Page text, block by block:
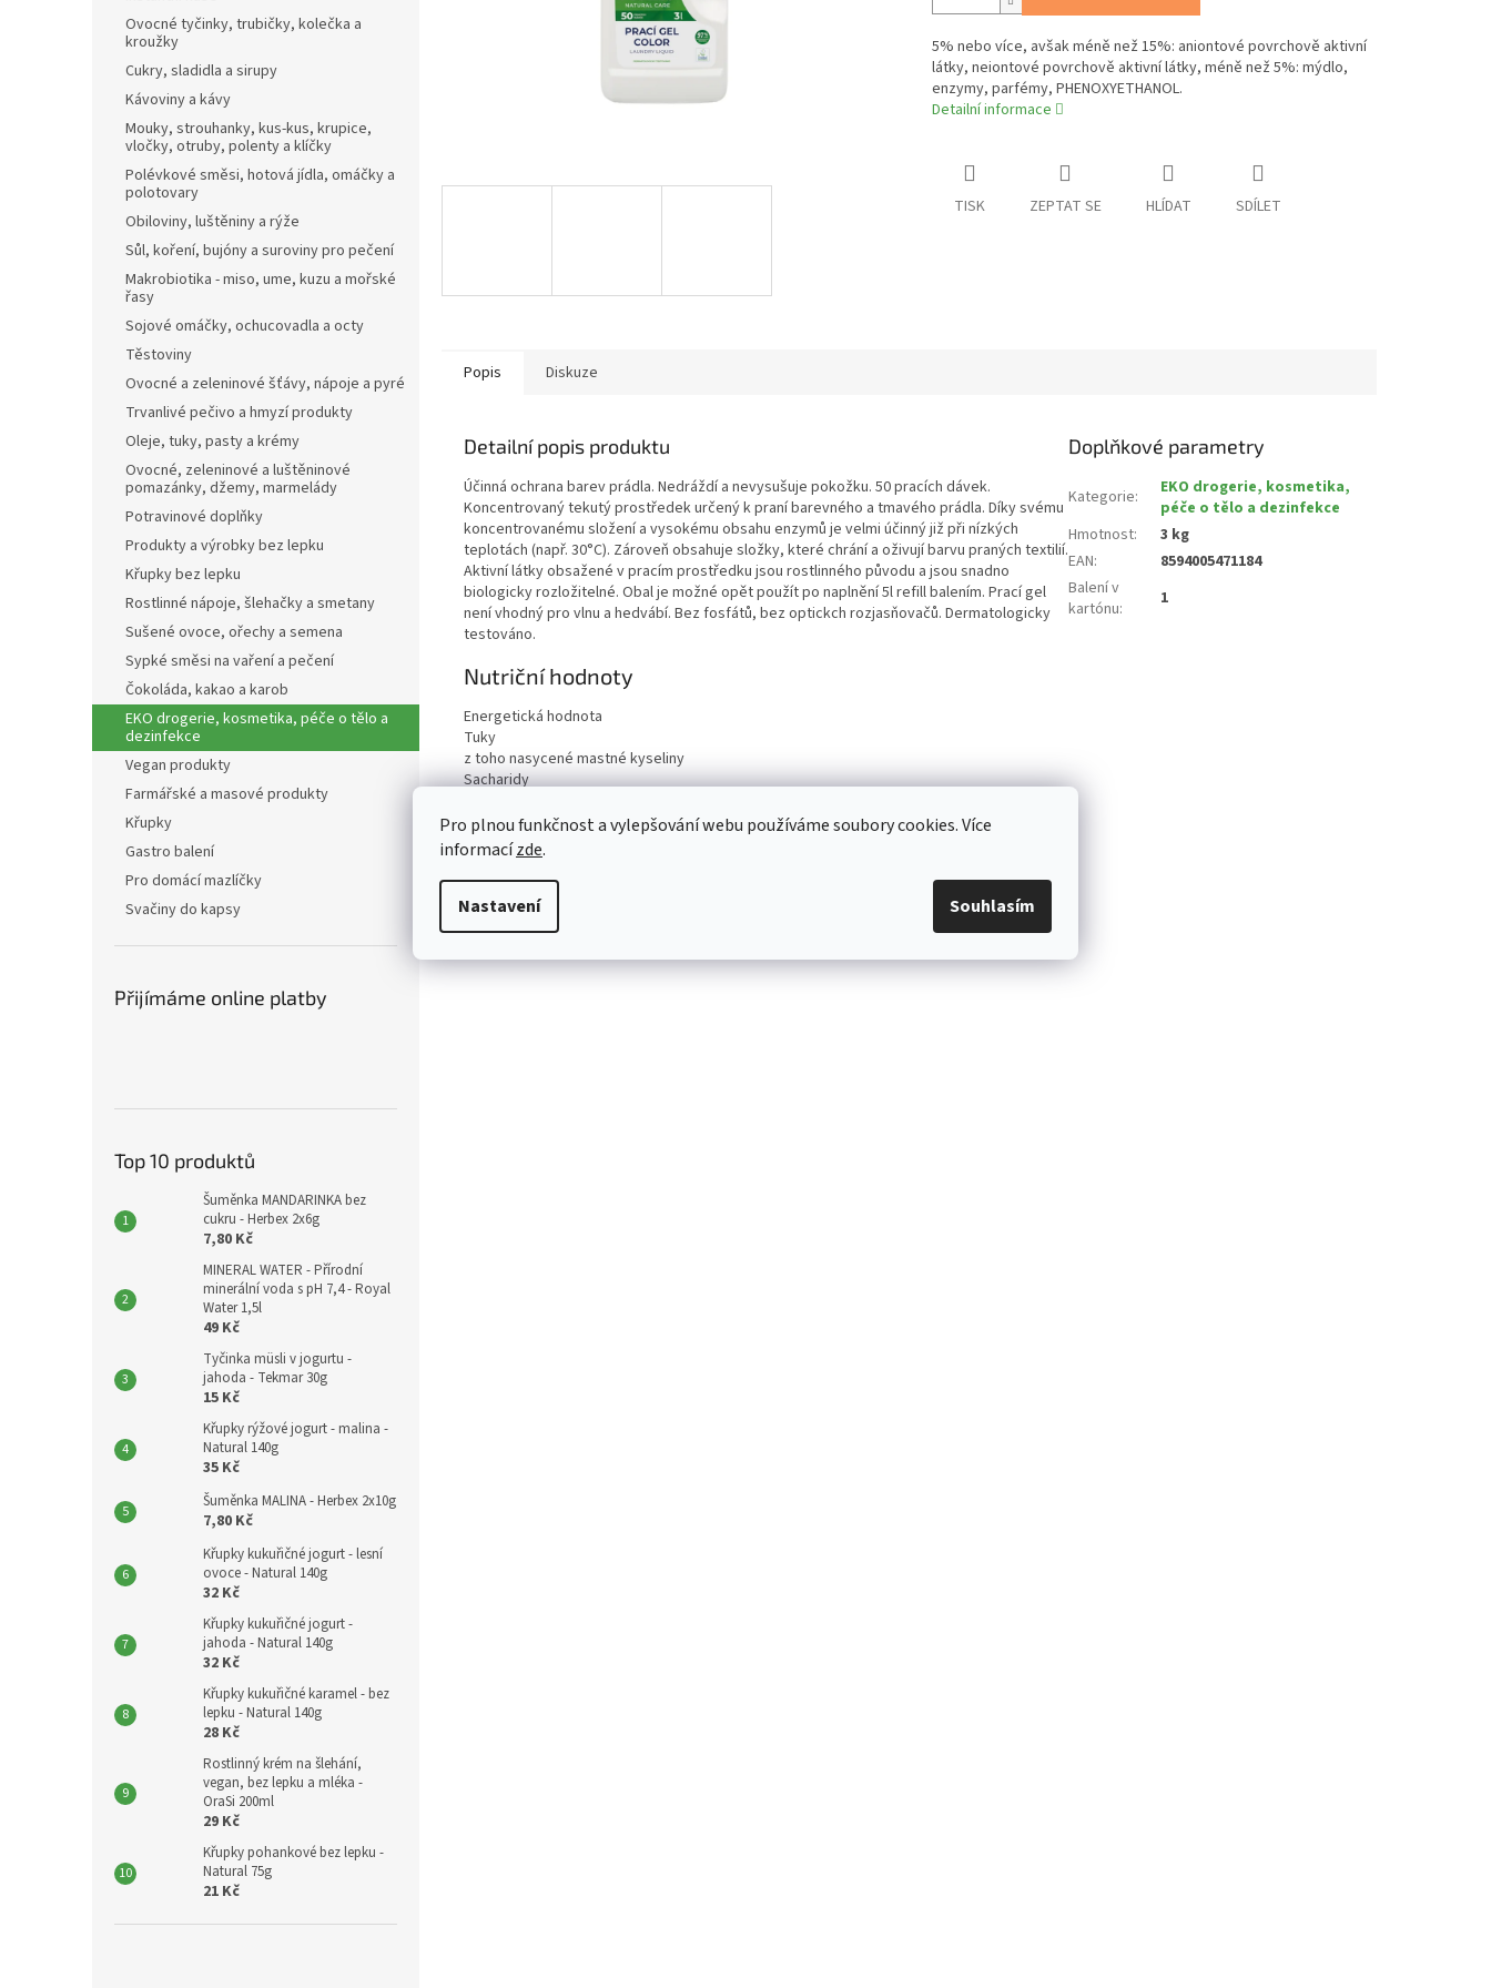
Pro plnou funkčnost a vylepšování webu používáme soubory cookies. Více
informacízde.
Nastavení Souhlasím
Ovocné tyčinky, trubičky, kolečka a
kroužky
Cukry, sladidla a sirupy
Kávoviny a kávy
Mouky, strouhanky, kus-kus, krupice,
vločky, otruby, polenty a klíčky
Polévkové směsi, hotová jídla, omáčky a
polotovary
Obiloviny, luštěniny a rýže
Sůl, koření, bujóny a suroviny pro pečení
Makrobiotika - miso, ume, kuzu a mořské
řasy
Sojové omáčky, ochucovadla a octy
Těstoviny
Ovocné a zeleninové šťávy, nápoje a pyré
Trvanlivé pečivo a hmyzí produkty
Oleje, tuky, pasty a krémy
Ovocné, zeleninové a luštěninové
pomazánky, džemy, marmelády
Potravinové doplňky
Produkty a výrobky bez lepku
Křupky bez lepku
Rostlinné nápoje, šlehačky a smetany
Sušené ovoce, ořechy a semena
Sypké směsi na vaření a pečení
Čokoláda, kakao a karob
EKO drogerie, kosmetika, péče o tělo a
dezinfekce
Vegan produkty
Farmářské a masové produkty
Křupky
Gastro balení
Pro domácí mazlíčky
Svačiny do kapsy
Přijímáme online platby
Top 10 produktů
Šuměnka MANDARINKA bez
cukru - Herbex 2x6g
7,80 Kč
MINERAL WATER - Přírodní
minerální voda s pH 7,4 - Royal
Water 1,5l
49 Kč
Tyčinka müsli v jogurtu -
jahoda - Tekmar 30g
15 Kč
Křupky rýžové jogurt - malina -
Natural 140g
35 Kč
Šuměnka MALINA - Herbex 2x10g
7,80 Kč
Křupky kukuřičné jogurt - lesní
ovoce - Natural 140g
32 Kč
Křupky kukuřičné jogurt -
jahoda - Natural 140g
32 Kč
Křupky kukuřičné karamel - bez
lepku - Natural 140g
28 Kč
Rostlinný krém na šlehání,
vegan, bez lepku a mléka -
OraSi 200ml
29 Kč
Křupky pohankové bez lepku -
Natural 75g
21 Kč
5% nebo více, avšak méně než 15%: aniontové povrchově aktivní
látky, neiontové povrchově aktivní látky, méně než 5%: mýdlo,
enzymy, parfémy, PHENOXYETHANOL.
Detailní informace
TISK ZEPTAT SE HLÍDAT SDÍLET
Popis Diskuze
Detailní popis produktu
Účinná ochrana barev prádla. Nedráždí a nevysušuje pokožku. 50 pracích dávek.
Koncentrovaný tekutý prostředek určený k praní barevného a tmavého prádla. Díky svému
koncentrovanému složení a vysokému obsahu enzymů je velmi účinný již při nízkých
teplotách (např. 30°C). Zároveň obsahuje složky, které chrání a oživují barvu praných textilií.
Aktivní látky obsažené v pracím prostředku jsou rostlinného původu a jsou snadno
biologicky rozložitelné. Obal je možné opět použít po naplnění 5l refill balením. Prací gel
není vhodný pro vlnu a hedvábí. Bez fosfátů, bez optickch rozjasňovačů. Dermatologicky
testováno.
Nutriční hodnoty
Energetická hodnota
Tuky
z toho nasycené mastné kyseliny
Sacharidy
Vláknina
Bílkoviny
Doplňkové parametry
Kategorie:
EKO drogerie, kosmetika,
péče o tělo a dezinfekce
Hmotnost:
3 kg
EAN:
8594005471184
Balení v
kartónu: 1